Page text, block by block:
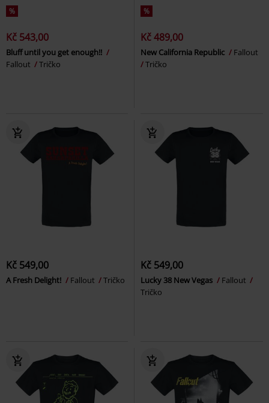
%
Kč 543,00
Bluff until you get enough!!
Fallout
Tričko
%
Kč 489,00
New California Republic
Fallout
Tričko
Kč 549,00
A Fresh Delight! Fallout Tričko
Kč 549,00
Lucky 38 New Vegas
Fallout
Tričko